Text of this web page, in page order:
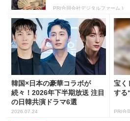
PR(合同会社デジタルファーム )
韓国×日本の豪華コラボが
続々！2026年下半期放送 注目
の日韓共演ドラマ6選
2026.07.24
宝く
する
PR(合